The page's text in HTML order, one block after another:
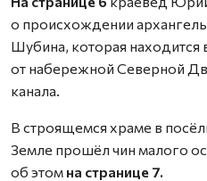
о происхождении
Шубина, которая находится
от набережной Северной
канала.
В строящемся храме в
Земле прошёл чин малого
об этом на странице 7.